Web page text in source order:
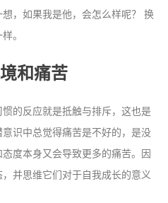
，如果我是他，会怎么样呢？ 换
。
和痛苦
的反应就是抵触与排斥，这也是
识中总觉得痛苦是不好的，是没
度本身又会导致更多的痛苦。因
并思维它们对于自我成长的意义